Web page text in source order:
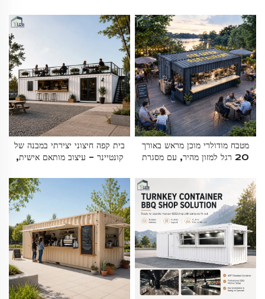
הדרוש
אישית לעסק מזון לא פורמלי
מטבח מודולרי מוכן מראש באורך
20 רגל למזון מהיר, עם מסגרת
מובנה, כולל איחסון
בית קפה חיצוני יצירתי במבנה של
קונטיינר – עיצוב מותאם אישית,